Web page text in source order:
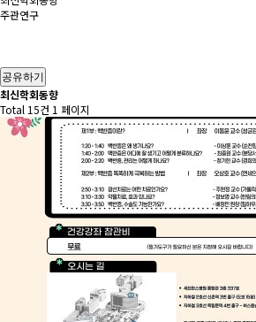
주관연구
공유하기
최신학회동향
Total 15건 1 페이지